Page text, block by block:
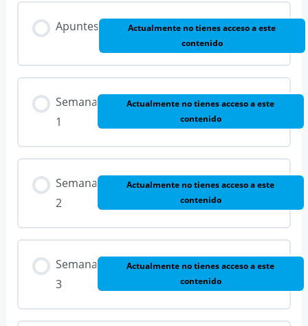
Apuntes
Actualmente no tienes acceso a este
contenido
Semana
1
Actualmente no tienes acceso a este
contenido
Semana
2
Actualmente no tienes acceso a este
contenido
Semana
3
Actualmente no tienes acceso a este
contenido